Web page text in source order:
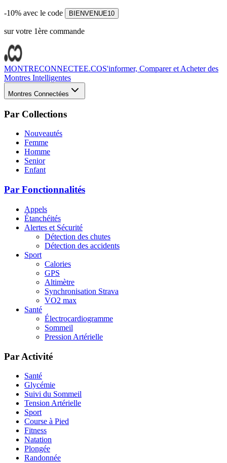
-10% avec le code BIENVENUE10
sur votre 1ère commande
MONTRECONNECTEE.COS'informer, Comparer et Acheter des
Montres Intelligentes
Montres Connectées
Par Collections
Nouveautés
Femme
Homme
Senior
Enfant
Par Fonctionnalités
Appels
Étanchéités
Alertes et Sécurité
Détection des chutes
Détection des accidents
Sport
Calories
GPS
Altimètre
Synchronisation Strava
VO2 max
Santé
Électrocardiogramme
Sommeil
Pression Artérielle
Par Activité
Santé
Glycémie
Suivi du Sommeil
Tension Artérielle
Sport
Course à Pied
Fitness
Natation
Plongée
Randonnée